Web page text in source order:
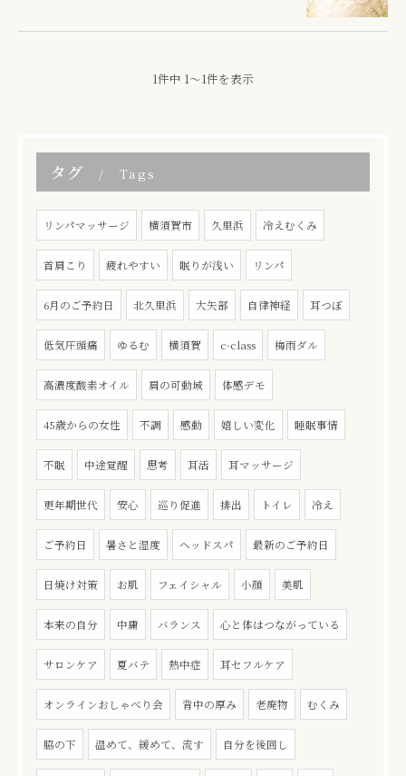
1件中 1～1件を表示
タグ Tags
リンパマッサージ 横須賀市 久里浜 冷えむくみ
首肩こり 疲れやすい 眠りが浅い リンパ
6月のご予約日 北久里浜 大矢部 自律神経 耳つぼ
低気圧頭痛 ゆるむ 横須賀 c-class 梅雨ダル
高濃度酸素オイル 肩の可動域 体感デモ
45歳からの女性 不調 感動 嬉しい変化 睡眠事情
不眠 中途覚醒 思考 耳活 耳マッサージ
更年期世代 安心 巡り促進 排出 トイレ 冷え
ご予約日 暑さと湿度 ヘッドスパ 最新のご予約日
日焼け対策 お肌 フェイシャル 小顔 美肌
本来の自分 中庸 バランス 心と体はつながっている
サロンケア 夏バテ 熱中症 耳セフルケア
オンラインおしゃべり会 背中の厚み 老廃物 むくみ
脇の下 温めて、緩めて、流す 自分を後回し